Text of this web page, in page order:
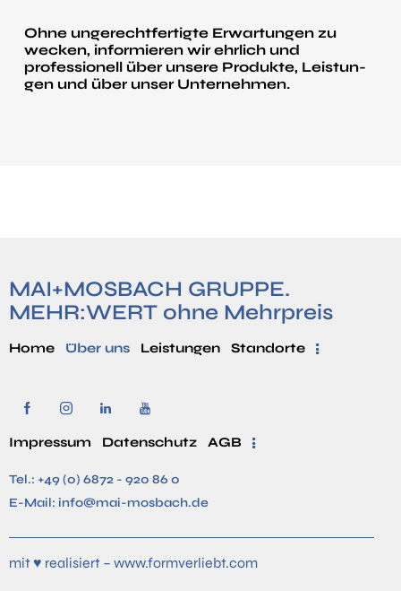
Ohne ungerecht­fertigte Erwar­tungen zu
wecken, informieren wir ehrlich und
professionell über unsere Produkte, Leis­tun­
gen und über unser Unter­nehmen.
MAI+MOSBACH GRUPPE.
MEHR:WERT ohne Mehrpreis
Home Über uns Leistungen Standorte
Impressum Datenschutz AGB
Tel.: +49 (0) 6872 - 920 86 0
E-Mail: info@mai-mosbach.de
mit ♥ realisiert – www.formverliebt.com